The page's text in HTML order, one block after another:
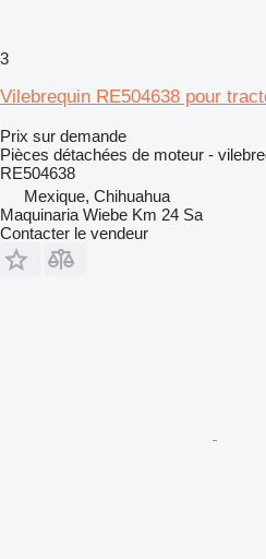
3
Vilebrequin RE504638 pour
Prix sur demande
Pièces détachées de moteur -
RE504638
Mexique, Chihuahua
Maquinaria Wiebe Km 24 Sa
Contacter le vendeur